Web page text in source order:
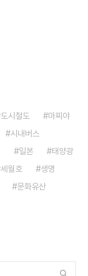
도시철도
마찌야
시내버스
일본
태양광
세월호
생명
문화유산